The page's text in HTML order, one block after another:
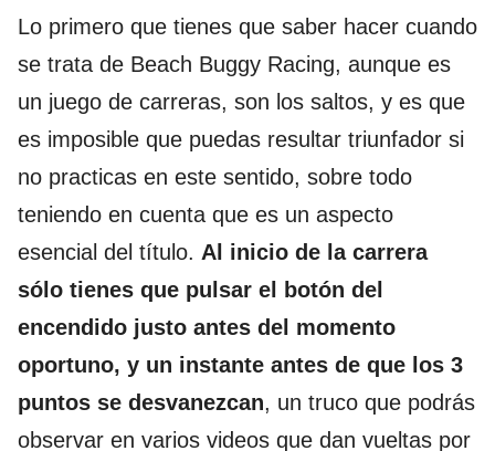
Lo primero que tienes que saber hacer cuando
se trata de Beach Buggy Racing, aunque es
un juego de carreras, son los saltos, y es que
es imposible que puedas resultar triunfador si
no practicas en este sentido, sobre todo
teniendo en cuenta que es un aspecto
esencial del título. Al inicio de la carrera
sólo tienes que pulsar el botón del
encendido justo antes del momento
oportuno, y un instante antes de que los 3
puntos se desvanezcan, un truco que podrás
observar en varios videos que dan vueltas por